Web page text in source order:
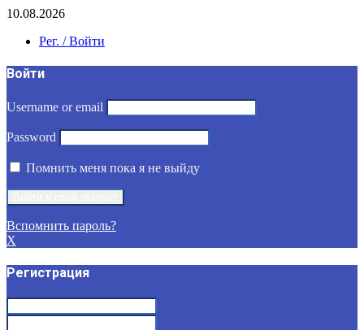
10.08.2026
Рег. / Войти
Войти
Username or email
Password
Помнить меня пока я не выйду
Вспомнить пароль?
X
Регистрация